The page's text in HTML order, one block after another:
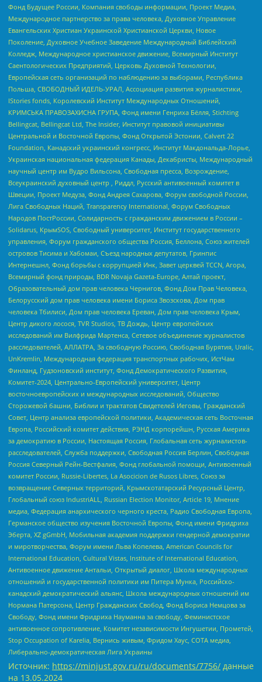
Фонд Будущее России, Компания свободы информации, Проект Медиа,
Международное партнерство за права человека, Духовное Управление
Евангельских Христиан Украинской Христианской Церкви, Новое
Поколение, Духовное Учебное Заведение Международный Библейский
Колледж, Международное христианское движение, Всемирный Институт
Саентологических Предприятий, Церковь Духовной Технологии,
Европейская сеть организаций по наблюдению за выборами, Республика
Польша, СВОБОДНЫЙ ИДЕЛЬ-УРАЛ, Ассоциация развития журналистики,
IStories fonds, Королевский Институт Международных Отношений,
КРИМСЬКА ПРАВОЗАХИСНА ГРУПА, Фонд имени Генриха Бёлля, Stichting
Bellingcat, Bellingcat Ltd, The Insider, Институт правовой инициативы
Центральной и Восточной Европы, Фонд Открытой Эстонии, Calvert 22
Foundation, Канадский украинский конгресс, Институт Макдональда-Лорье,
Украинская национальная федерация Канады, Декабристы, Международный
научный центр им Вудро Вильсона, Свободная пресса, Возрождение,
Всеукраинский духовный центр , Риддл, Русский антивоенный комитет в
Швеции, Проект Медуза, Фонд Андрея Сахарова, Форум свободной России,
Лига Свободных Наций, Transparеncy International, Форум Свободных
Народов ПостРоссии, Солидарность с гражданским движением в России –
Solidarus, КрымSOS, Свободный университет, Институт государственного
управления, Форум гражданского общества Россия, Беллона, Союз жителей
островов Тисима и Хабомаи, Съезд народных депутатов, Гринпис
Интернешнл, Фонд борьбы с коррупцией Инк, Завет церквей TCCN, Агора,
Всемирный фонд природы, BDR Novaja Gazeta-Europe, Алтай проект,
Образовательный дом прав человека Чернигов, Фонд Дом Прав Человека,
Белорусский дом прав человека имени Бориса Звозскова, Дом прав
человека Тбилиси, Дом прав человека Ереван, Дом прав человека Крым,
Центр дикого лосося, TVR Studios, ТВ Дождь, Центр европейских
исследований им Вилфрида Мартенса, Сетевое объединение журналистов
расследователей, АЛЛАТРА, За свободную Россию, Свободная Бурятия, Uralic,
UnKremlin, Международная федерация транспортных рабочих, ИстЧам
Финланд, Гудзоновский институт, Фонд Демократического Развития,
Комитет-2024, Центрально-Европейский университет, Центр
восточноевропейских и международных исследований, Общество
Сторожевой башни, Библии и трактатов Свидетелей Иеговы, Гражданский
Совет, Центр анализа европейской политики, Академическая сеть Восточная
Европа, Российский комитет действия, РЭНД корпорейшн, Русская Америка
за демократию в России, Настоящая Россия, Глобальная сеть журналистов-
расследователей, Служба поддержки, Свободная Россия Берлин, Свободная
Россия Северный Рейн-Вестфалия, Фонд глобальной помощи, Антивоенный
комитет России, Russie-Libertes, La Asocicion de Rusos Libres, Союз за
возвращение Северных территорий, Крымскотатарский Ресурсный Центр,
Глобальный союз IndustriALL, Russian Election Monitor, Article 19, Мнение
медиа, Федерация анархического черного креста, Радио Свободная Европа,
Германское общество изучения Восточной Европы, Фонд имени Фридриха
Эберта, XZ gGmbH, Мобильная академия поддержки гендерной демократии
и миротворчества, Форум имени Льва Копелева, American Councils for
International Education, Cultural Vistas, Institute of International Education,
Антивоенное движение Антальи, Открытый диалог, Школа международных
отношений и государственной политики им Питера Мунка, Российско-
канадский демократический альянс, Школа международных отношений им
Нормана Патерсона, Центр Гражданских Свобод, Фонд Бориса Немцова за
Свободу, Фонд имени Фридриха Науманна за свободу, Феминистское
антивоенное сопротивление, Комитет независимости Ингушетии, Прометей,
Stop Occupation of Karelia, Вернись живым, Фридом Хаус, СОТА медиа,
Либерально-демократическая Лига Украины
Источник: https://minjust.gov.ru/ru/documents/7756/ данные
на 13.05.2024